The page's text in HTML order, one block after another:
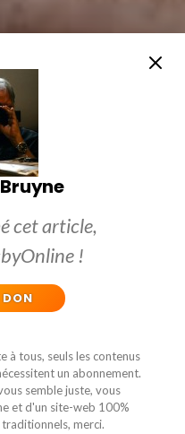
cet article,
!
à tous, seuls les contenus
un abonnement.
semble juste, vous
et d'un site-web 100%
merci.